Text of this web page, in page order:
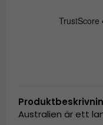
Australien är ett